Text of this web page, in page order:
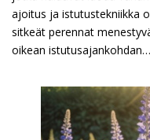
ajoitus ja istutustekniikka
sitkeät perennat
oikean istutusajankohdan…